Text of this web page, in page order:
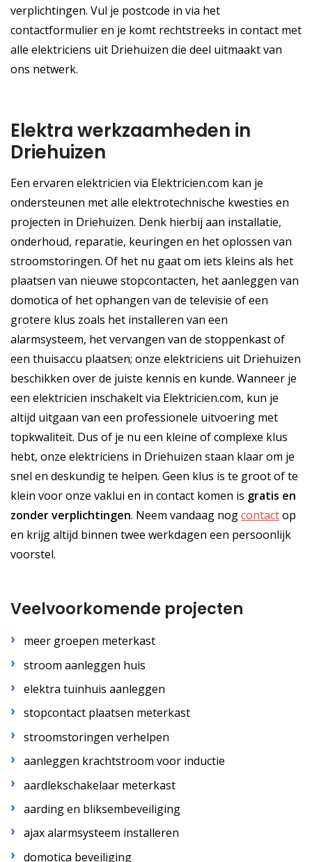
verplichtingen. Vul je postcode in via het
contactformulier en je komt rechtstreeks in contact met
alle elektriciens uit Driehuizen die deel uitmaakt van
ons netwerk.
Elektra werkzaamheden in
Driehuizen
Een ervaren elektricien via Elektricien.com kan je
ondersteunen met alle elektrotechnische kwesties en
projecten in Driehuizen. Denk hierbij aan installatie,
onderhoud, reparatie, keuringen en het oplossen van
stroomstoringen. Of het nu gaat om iets kleins als het
plaatsen van nieuwe stopcontacten, het aanleggen van
domotica of het ophangen van de televisie of een
grotere klus zoals het installeren van een
alarmsysteem, het vervangen van de stoppenkast of
een thuisaccu plaatsen; onze elektriciens uit Driehuizen
beschikken over de juiste kennis en kunde. Wanneer je
een elektricien inschakelt via Elektricien.com, kun je
altijd uitgaan van een professionele uitvoering met
topkwaliteit. Dus of je nu een kleine of complexe klus
hebt, onze elektriciens in Driehuizen staan klaar om je
snel en deskundig te helpen. Geen klus is te groot of te
klein voor onze vaklui en in contact komen is gratis en
zonder verplichtingen. Neem vandaag nogcontactop
en krijg altijd binnen twee werkdagen een persoonlijk
voorstel.
Veelvoorkomende projecten
meer groepen meterkast
stroom aanleggen huis
elektra tuinhuis aanleggen
stopcontact plaatsen meterkast
stroomstoringen verhelpen
aanleggen krachtstroom voor inductie
aardlekschakelaar meterkast
aarding en bliksembeveiliging
ajax alarmsysteem installeren
domotica beveiliging